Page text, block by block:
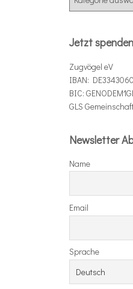
g
r
i
e
n
Jetzt spenden
Zugvögel eV
IBAN:
BIC:
GLS
Newsletter
Name
Email
Sprache